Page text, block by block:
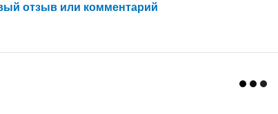
отзыв или комментарий